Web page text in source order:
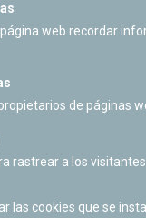
web recordar
de páginas
rastrear a los
las cookies que se